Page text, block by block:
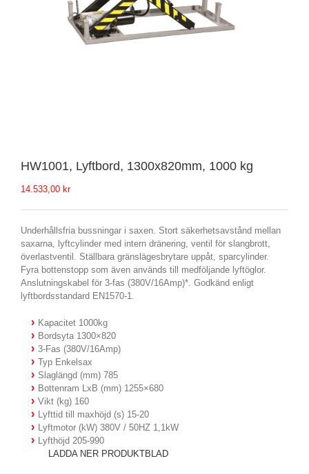
HW1001, Lyftbord, 1300x820mm, 1000 kg
14.533,00 kr
Underhållsfria bussningar i saxen. Stort säkerhetsavstånd mellan
saxarna, lyftcylinder med intern dränering, ventil för slangbrott,
överlastventil. Ställbara gränslägesbrytare uppåt, sparcylinder.
Fyra bottenstopp som även används till medföljande lyftöglor.
Anslutningskabel för 3-fas (380V/16Amp)*. Godkänd enligt
lyftbordsstandard EN1570-1.
Kapacitet 1000kg
Bordsyta 1300×820
3-Fas (380V/16Amp)
Typ Enkelsax
Slaglängd (mm) 785
Bottenram LxB (mm) 1255×680
Vikt (kg) 160
Lyfttid till maxhöjd (s) 15-20
Lyftmotor (kW) 380V / 50HZ 1,1kW
Lyfthöjd 205-990
LADDA NER PRODUKTBLAD